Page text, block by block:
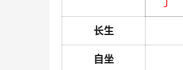
丁
长生
自坐